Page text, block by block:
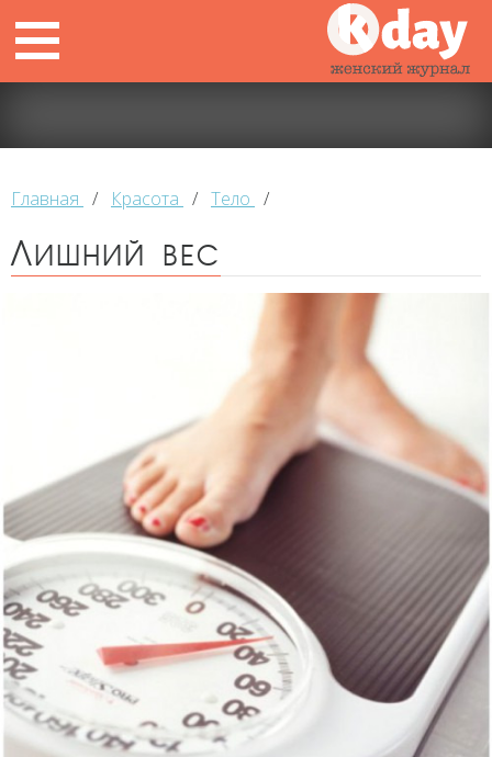
Главная / Красота / Тело /
Лишний вес